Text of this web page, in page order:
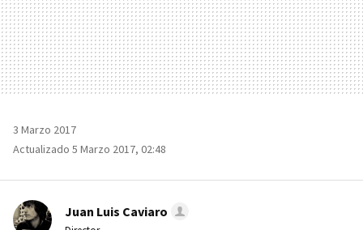
3 Marzo 2017
Actualizado 5 Marzo 2017, 02:48
Juan Luis Caviaro